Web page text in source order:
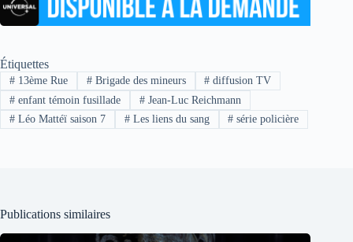
Étiquettes
#13ème Rue #Brigade des mineurs # diffusion TV
#enfant témoin fusillade #Jean-Luc Reichmann
#Léo Mattéï saison 7 #Les liens du sang # série policière
Publications similaires